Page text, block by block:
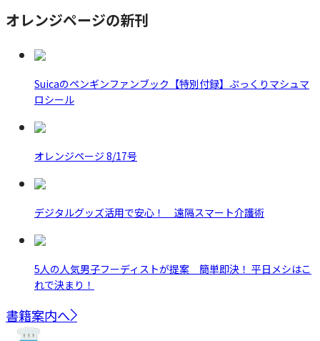
オレンジページの新刊
Suicaのペンギンファンブック【特別付録】ぷっくりマシュマ
ロシール
オレンジページ 8/17号
デジタルグッズ活用で安心！ 遠隔スマート介護術
5人の人気男子フーディストが提案 簡単即決！ 平日メシはこ
れで決まり！
書籍案内へ